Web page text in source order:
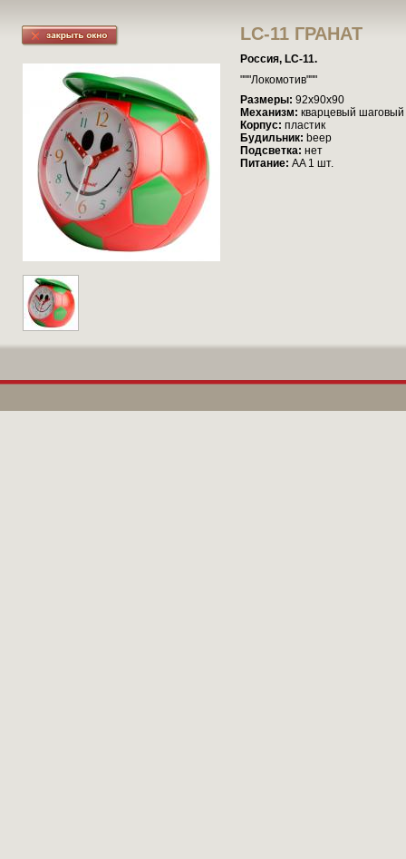
LC-11 ГРАНАТ
Россия, LC-11.
"""Локомотив"""
Размеры: 92x90x90
Механизм: кварцевый шаговый
Корпус: пластик
Будильник: beep
Подсветка: нет
Питание: AA 1 шт.